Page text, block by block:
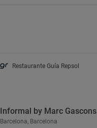
Restaurante Guía Repsol
Informal by Marc Gascons
Barcelona, Barcelona